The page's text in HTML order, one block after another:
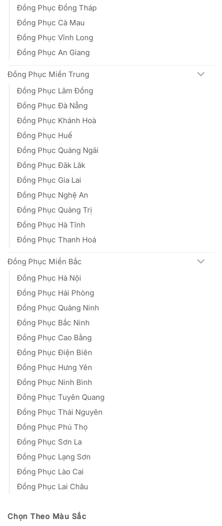
Đồng Phục Đồng Tháp
Đồng Phục Cà Mau
Đồng Phục Vĩnh Long
Đồng Phục An Giang
Đồng Phục Miền Trung
Đồng Phục Lâm Đồng
Đồng Phục Đà Nẵng
Đồng Phục Khánh Hoà
Đồng Phục Huế
Đồng Phục Quảng Ngãi
Đồng Phục Đăk Lăk
Đồng Phục Gia Lai
Đồng Phục Nghệ An
Đồng Phục Quảng Trị
Đồng Phục Hà Tĩnh
Đồng Phục Thanh Hoá
Đồng Phục Miền Bắc
Đồng Phục Hà Nội
Đồng Phục Hải Phòng
Đồng Phục Quảng Ninh
Đồng Phục Bắc Ninh
Đồng Phục Cao Bằng
Đồng Phục Điện Biên
Đồng Phục Hưng Yên
Đồng Phục Ninh Bình
Đồng Phục Tuyên Quang
Đồng Phục Thái Nguyên
Đồng Phục Phú Thọ
Đồng Phục Sơn La
Đồng Phục Lạng Sơn
Đồng Phục Lào Cai
Đồng Phục Lai Châu
Chọn Theo Màu Sắc